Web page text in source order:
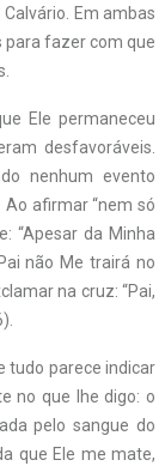
Em ambas
para fazer com que
Ele permaneceu
desfavoráveis.
nenhum evento
afirmar “nem só
“Apesar da Minha
não Me trairá no
na cruz: “Pai,
tudo parece indicar
no que lhe digo: o
pelo sangue do
que Ele me mate,